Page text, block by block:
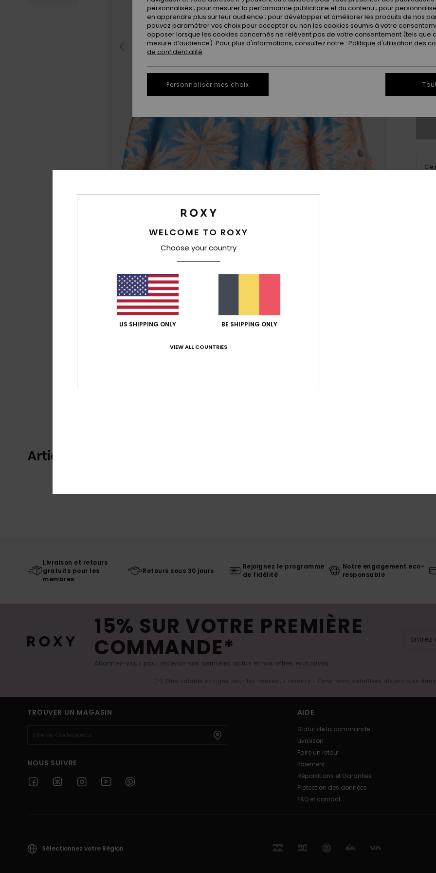
16/
Ce
Articles vus récemment
Livraison et retours
gratuits pour les
membres
Retours sous 30 jours
Rejoignez le programme
de fidélité
Notre engagement eco-
responsable
15% SUR VOTRE PREMIÈRE
COMMANDE*
Abonnez-vous pour recevoir nos dernières actus et nos offres exclusives.
(*) Offre valable en ligne pour les nouveaux inscrits - Conditions détaillées disponibles
TROUVER UN MAGASIN
NOUS SUIVRE
AIDE
Statut de la commande
Livraison
Faire un retour
Paiement
Réparations et Garanties
Protection des données
FAQ et contact
Sélectionnez votre Région
WELCOME TO ROXY
Choose your country
US SHIPPING ONLY BE SHIPPING ONLY
VIEW ALL COUNTRIES
personnalisés ; pour mesurer la performance publicitaire et du contenu ; pour
en apprendre plus sur leur audience ; pour développer et améliorer les produits de nos
pouvez paramétrer vos choix pour accepter ou non les cookies soumis à votre
opposer lorsque les cookies concernés ne relèvent pas de votre consentement (tels que
mesure d’audience). Pour plus d'informations, consultez notre : Politique d'utilisation des
de confidentialité
Personnaliser mes choix